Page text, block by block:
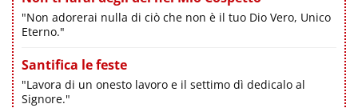
"Non adorerai nulla di ciò che non è il tuo Dio Vero, Unico
Eterno."
Santifica le feste
"Lavora di un onesto lavoro e il settimo dì dedicalo al
Signore."